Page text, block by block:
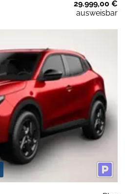
29.999,00 €
ausweisbar